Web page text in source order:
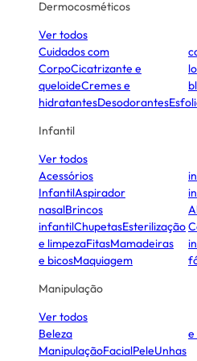
Dermocosméticos
Ver todos
Cuidados com
CorpoCicatrizante e
queloideCremes e
hidratantesDesodorantes
Infantil
Ver todos
Acessórios
InfantilAspirador
nasalBrincos
infantilChupetasEsterilização
e limpezaFitasMamadeiras
e bicosMaquiagem
Manipulação
Ver todos
Beleza
ManipulaçãoFacialPeleUnhas
e